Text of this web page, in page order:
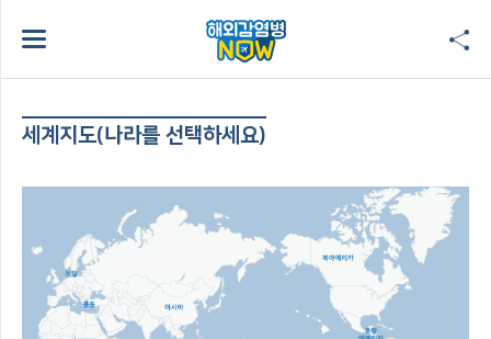
세계지도(나라를 선택하세요)